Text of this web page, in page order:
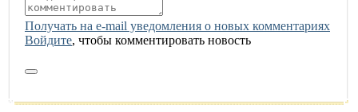
Получать на e‑mail уведомления о новых комментариях
Войдите, чтобы комментировать новость